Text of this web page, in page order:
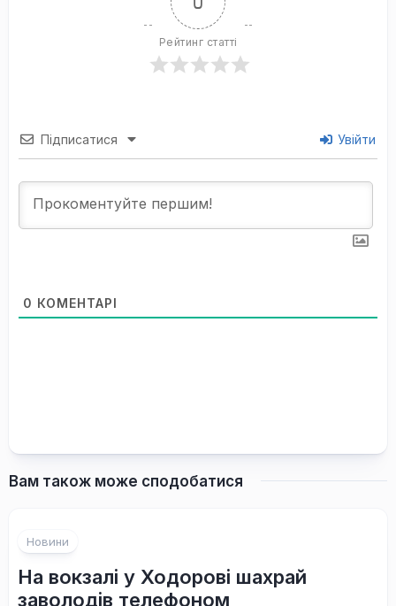
Рейтинг статті
Підписатися Увійти
0 КОМЕНТАРІ
Вам також може сподобатися
Новини
На вокзалі у Ходорові шахрай
заволодів телефоном